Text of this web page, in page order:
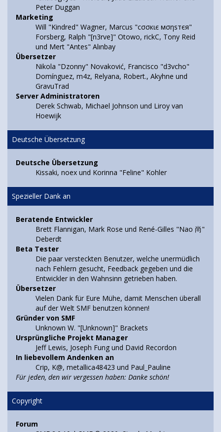
Peter Duggan
Marketing
Will "Kindred" Wagner, Marcus "cσσкιє мσηѕтєя"
Forsberg, Ralph "[n3rve]" Otowo, rickC, Tony Reid
und Mert "Antes" Alınbay
Übersetzer
Nikola "Dzonny" Novaković, Francisco "d3vcho"
Domínguez, m4z, Relyana, Robert., Akyhne und
GravuTrad
Server Administratoren
Derek Schwab, Michael Johnson und Liroy van
Hoewijk
Deutsche Übersetzung
Deutsche Übersetzung
Kissaki, noex und Korinna "Feline" Kohler
Spezieller Dank an
Beratende Entwickler
Brett Flannigan, Mark Rose und René-Gilles "Nao 尚"
Deberdt
Beta Tester
Die paar versteckten Benutzer, welche unermüdlich
nach Fehlern gesucht, Feedback gegeben und die
Entwickler in den Wahnsinn getrieben haben.
Übersetzer
Vielen Dank für Eure Mühe, damit Menschen überall
auf der Welt SMF benutzen können!
Gründer von SMF
Unknown W. "[Unknown]" Brackets
Ursprüngliche Projekt Manager
Jeff Lewis, Joseph Fung und David Recordon
In liebevollem Andenken an
Crip, K@, metallica48423 und Paul_Pauline
Für jeden, den wir vergessen haben: Danke schön!
Copyright
Forum